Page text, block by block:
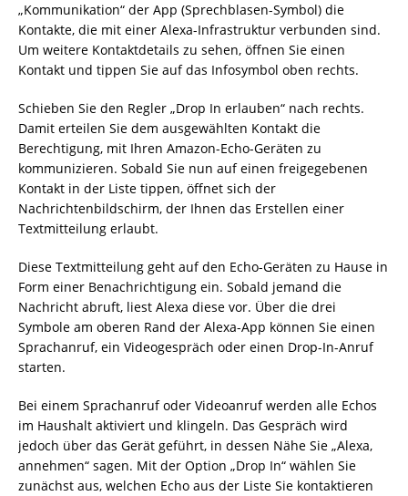
„Kommunikation“ der App (Sprechblasen-Symbol) die
Kontakte, die mit einer Alexa-Infrastruktur verbunden sind.
Um weitere Kontaktdetails zu sehen, öffnen Sie einen
Kontakt und tippen Sie auf das Infosymbol oben rechts.
Schieben Sie den Regler „Drop In erlauben“ nach rechts.
Damit erteilen Sie dem ausgewählten Kontakt die
Berechtigung, mit Ihren Amazon-Echo-Geräten zu
kommunizieren. Sobald Sie nun auf einen freigegebenen
Kontakt in der Liste tippen, öffnet sich der
Nachrichtenbildschirm, der Ihnen das Erstellen einer
Textmitteilung erlaubt.
Diese Textmitteilung geht auf den Echo-Geräten zu Hause in
Form einer Benachrichtigung ein. Sobald jemand die
Nachricht abruft, liest Alexa diese vor. Über die drei
Symbole am oberen Rand der Alexa-App können Sie einen
Sprachanruf, ein Videogespräch oder einen Drop-In-Anruf
starten.
Bei einem Sprachanruf oder Videoanruf werden alle Echos
im Haushalt aktiviert und klingeln. Das Gespräch wird
jedoch über das Gerät geführt, in dessen Nähe Sie „Alexa,
annehmen“ sagen. Mit der Option „Drop In“ wählen Sie
zunächst aus, welchen Echo aus der Liste Sie kontaktieren